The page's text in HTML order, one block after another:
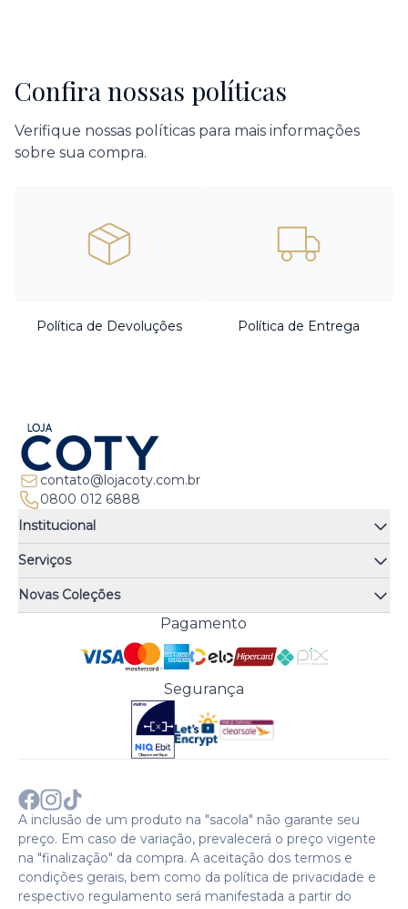
Confira nossas políticas
Verifique nossas políticas para mais informações
sobre sua compra.
Política de Devoluções Política de Entrega
contato@lojacoty.com.br
0800 012 6888
Institucional
Quem somos
Quiz de fragrâncias
Trocas e Devoluções
Troque Fácil
Perguntas Frequentes
Política de Pagamento
Política de Entrega
Política de Privacidade
Comprar com CNPJ?
Sobre a COTY no mundo
Serviços
Atendimento
Meus Pedidos
Trabalhe Conosco
Preferências de Cookies
Novas Coleções
Cenoura & Bronze
Pagamento
Segurança
A inclusão de um produto na "sacola" não garante seu
preço. Em caso de variação, prevalecerá o preço vigente
na "finalização" da compra. A aceitação dos termos e
condições gerais, bem como da política de privacidade e
respectivo regulamento será manifestada a partir do